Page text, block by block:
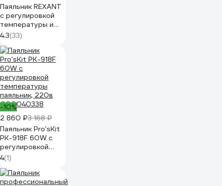
Паяльник REXANT
с регулировкой
температуры и
дисплеем,
подставка, 5 жал,
керамический 65
вт 12-0621
4.3(33)
-10%
2 860 ₽3 168 ₽
Паяльник Pro'sKit
PK-918F 60W с
регулировкой
температуры
паяльник, 220в
С00040338
4(1)